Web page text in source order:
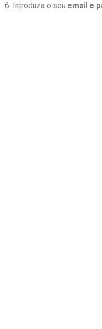
6. Introduza o seu email e
7. Após login com sucesso